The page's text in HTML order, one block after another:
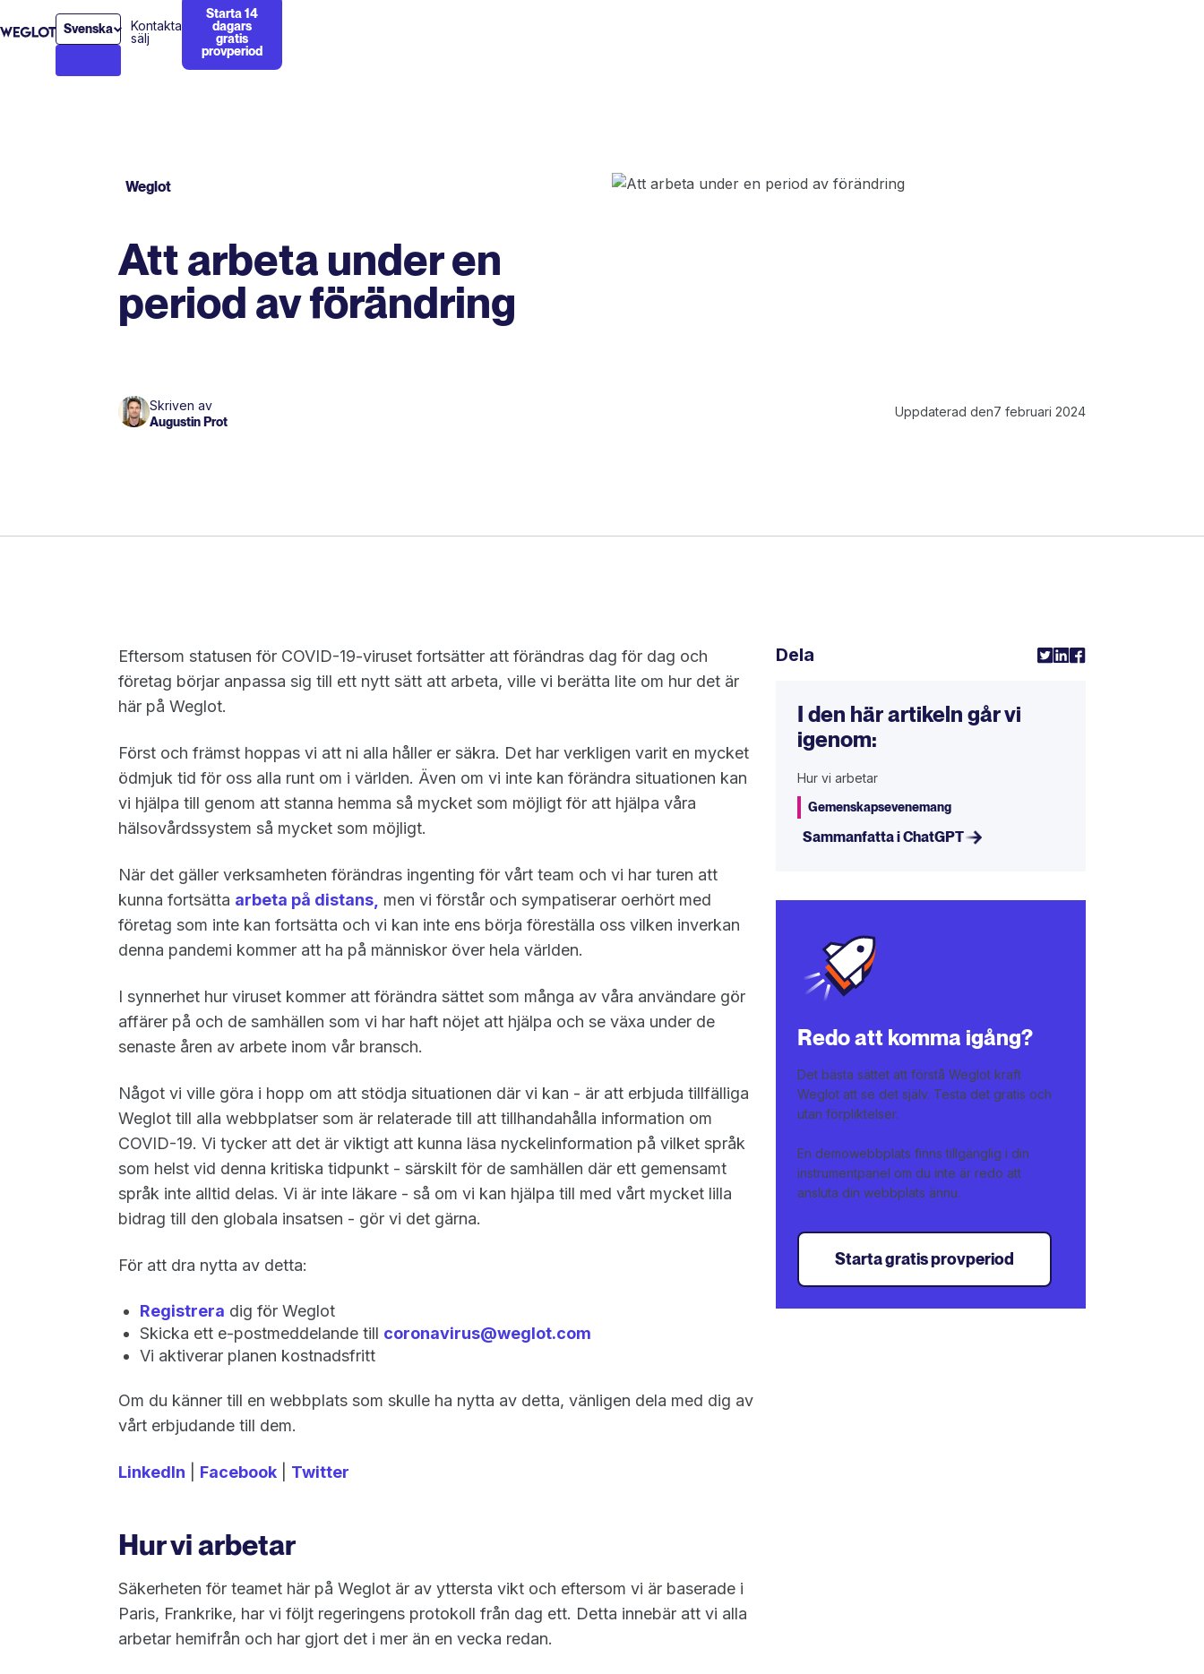
Svenska
Kontakta
sälj
Starta 14
dagars
gratis
provperiod
Weglot
Att arbeta under en
period av förändring
Skriven av
Augustin Prot
Uppdaterad den7 februari 2024
Eftersom statusen för COVID-19-viruset fortsätter att förändras dag för dag och
företag börjar anpassa sig till ett nytt sätt att arbeta, ville vi berätta lite om hur det är
här på Weglot.
Först och främst hoppas vi att ni alla håller er säkra. Det har verkligen varit en mycket
ödmjuk tid för oss alla runt om i världen. Även om vi inte kan förändra situationen kan
vi hjälpa till genom att stanna hemma så mycket som möjligt för att hjälpa våra
hälsovårdssystem så mycket som möjligt.
När det gäller verksamheten förändras ingenting för vårt team och vi har turen att
kunna fortsätta arbeta på distans, men vi förstår och sympatiserar oerhört med
företag som inte kan fortsätta och vi kan inte ens börja föreställa oss vilken inverkan
denna pandemi kommer att ha på människor över hela världen.
I synnerhet hur viruset kommer att förändra sättet som många av våra användare gör
affärer på och de samhällen som vi har haft nöjet att hjälpa och se växa under de
senaste åren av arbete inom vår bransch.
Något vi ville göra i hopp om att stödja situationen där vi kan - är att erbjuda tillfälliga
Weglot till alla webbplatser som är relaterade till att tillhandahålla information om
COVID-19. Vi tycker att det är viktigt att kunna läsa nyckelinformation på vilket språk
som helst vid denna kritiska tidpunkt - särskilt för de samhällen där ett gemensamt
språk inte alltid delas. Vi är inte läkare - så om vi kan hjälpa till med vårt mycket lilla
bidrag till den globala insatsen - gör vi det gärna.
För att dra nytta av detta:
Registrera dig för Weglot
Skicka ett e-postmeddelande till coronavirus@weglot.com
Vi aktiverar planen kostnadsfritt
Om du känner till en webbplats som skulle ha nytta av detta, vänligen dela med dig av
vårt erbjudande till dem.
LinkedIn Facebook Twitter
Hur vi arbetar
Säkerheten för teamet här på Weglot är av yttersta vikt och eftersom vi är baserade i
Paris, Frankrike, har vi följt regeringens protokoll från dag ett. Detta innebär att vi alla
arbetar hemifrån och har gjort det i mer än en vecka redan.
Dela
I den här artikeln går vi
igenom:
Hur vi arbetar
Gemenskapsevenemang
Sammanfatta i ChatGPT
Redo att komma igång?
Det bästa sättet att förstå Weglot kraft
Weglot att se det själv. Testa det gratis och
utan förpliktelser.
En demowebbplats finns tillgänglig i din
instrumentpanel om du inte är redo att
ansluta din webbplats ännu.
Starta gratis provperiod